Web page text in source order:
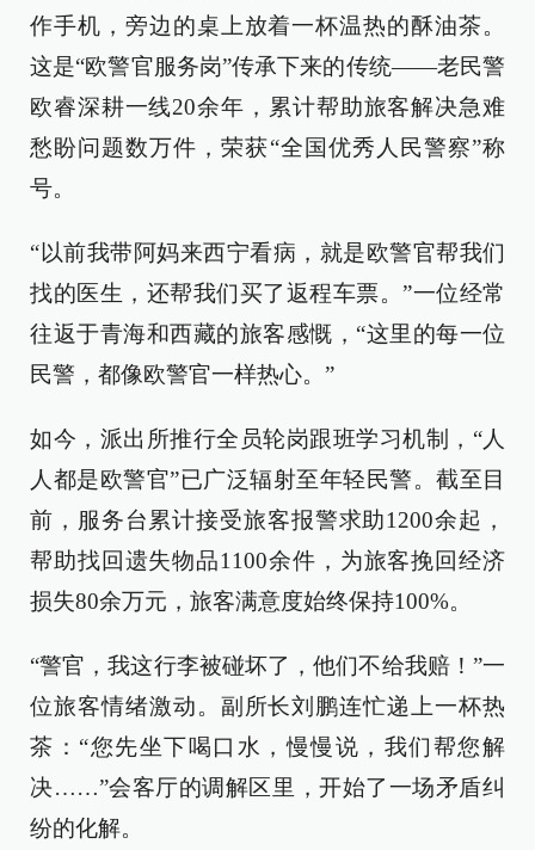
作手机，旁边的桌上放着一杯温热的酥油茶。
这是“欧警官服务岗”传承下来的传统——老民警
欧睿深耕一线20余年，累计帮助旅客解决急难
愁盼问题数万件，荣获“全国优秀人民警察”称
号。
“以前我带阿妈来西宁看病，就是欧警官帮我们
找的医生，还帮我们买了返程车票。”一位经常
往返于青海和西藏的旅客感慨，“这里的每一位
民警，都像欧警官一样热心。”
如今，派出所推行全员轮岗跟班学习机制，“人
人都是欧警官”已广泛辐射至年轻民警。截至目
前，服务台累计接受旅客报警求助1200余起，
帮助找回遗失物品1100余件，为旅客挽回经济
损失80余万元，旅客满意度始终保持100%。
“警官，我这行李被碰坏了，他们不给我赔！”一
位旅客情绪激动。副所长刘鹏连忙递上一杯热
茶：“您先坐下喝口水，慢慢说，我们帮您解
决……”会客厅的调解区里，开始了一场矛盾纠
纷的化解。